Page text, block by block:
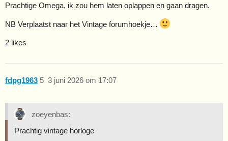
Prachtige Omega, ik zou hem laten oplappen en gaan dragen.
NB Verplaatst naar het Vintage forumhoekje…
2 likes
fdpg1963 3 juni 2026 om 17:07
5
zoeyenbas:
Prachtig vintage horloge